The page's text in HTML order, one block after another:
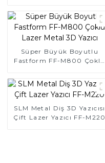
Süper Büyük Boyutlu
Fastform FF-M800 Çoklu
SLM Metal Diş 3D Yazıcısı
Çift Lazer Yazıcı FF-M220